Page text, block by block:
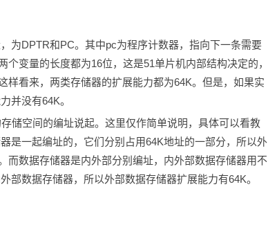
DPTR和PC。其中pc为程序计数器，指向下一条需要
变量的长度都为16位，这是51单片机内部结构决定的，
样看来，两类存储器的扩展能力都为64K。但是，如果实
并没有64K。
空间的编址说起。这里仅作简单说明，具体可以看教
是一起编址的，它们分别占用64K地址的一部分，所以外
而数据存储器是内外部分别编址，内外部数据存储器用不
部数据存储器，所以外部数据存储器扩展能力有64K。